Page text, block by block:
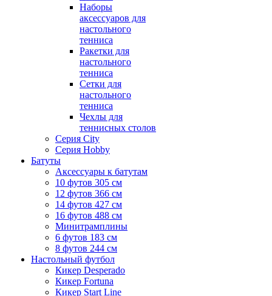
Наборы
аксессуаров для
настольного
тенниса
Ракетки для
настольного
тенниса
Сетки для
настольного
тенниса
Чехлы для
теннисных столов
Серия City
Серия Hobby
Батуты
Аксессуары к батутам
10 футов 305 см
12 футов 366 см
14 футов 427 см
16 футов 488 см
Минитрамплины
6 футов 183 см
8 футов 244 см
Настольный футбол
Кикер Desperado
Кикер Fortuna
Кикер Start Line